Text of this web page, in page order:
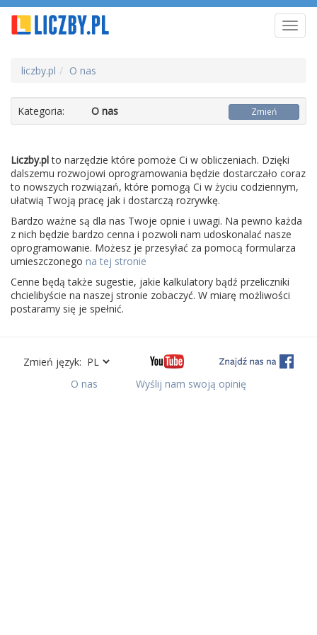
liczby.pl O nas
Kategoria: O nas Zmień
Liczby.plto narzędzie które pomoże Ci w obliczeniach. Dzięki
dalszemu rozwojowi oprogramowania będzie dostarczało coraz
to nowszych rozwiązań, które pomogą Ci w życiu codziennym,
ułatwią Twoją pracę jak i dostarczą rozrywkę.
Bardzo ważne są dla nas Twoje opnie i uwagi. Na pewno każda
z nich będzie bardzo cenna i pozwoli nam udoskonalać nasze
oprogramowanie. Możesz je przesyłać za pomocą formularza
umieszczonego na tej stronie
Cenne będą także sugestie, jakie kalkulatory bądź przeliczniki
chcielibyście na naszej stronie zobaczyć. W miarę możliwości
postaramy się je spełnić.
Zmień język:
O nas
Wyślij nam swoją opinię